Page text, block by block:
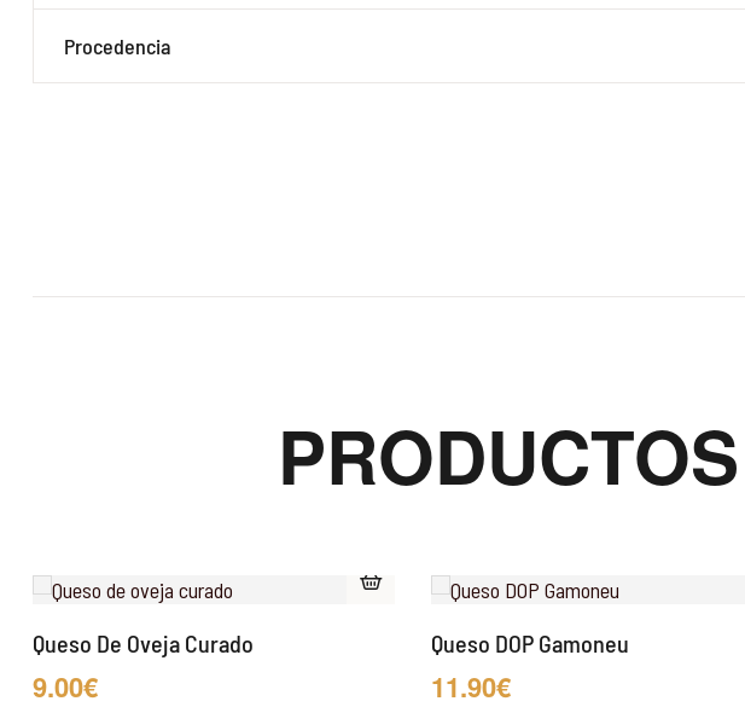
Procedencia
Queso De Oveja Curado
9.00€
Queso DOP Gamoneu
11.90€